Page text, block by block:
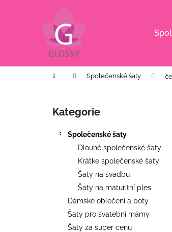
Domů Společenské šaty
Přeskočit
kategorie
Kategorie
Společenské šaty
Dlouhé společenské šaty
Krátke společenské šaty
Šaty na svadbu
Šaty na maturitní ples
Dámské oblečení a boty
Šaty pro svatební mámy
Šaty za super cenu
Zpět
obchodu
Zpět
obchodu
BÍLÉ MIDI ŠATY S PUFF